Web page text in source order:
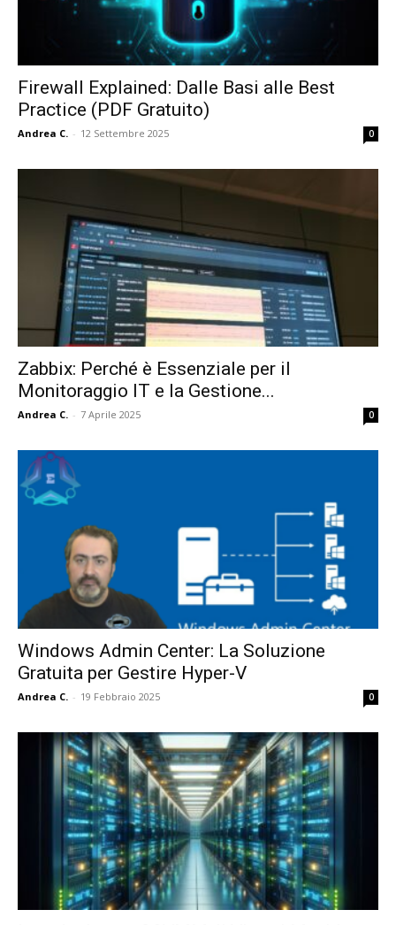
Firewall Explained: Dalle Basi alle Best
Practice (PDF Gratuito)
Andrea C. - 12 Settembre 2025 0
Zabbix: Perché è Essenziale per il
Monitoraggio IT e la Gestione...
Andrea C. - 7 Aprile 2025 0
Windows Admin Center: La Soluzione
Gratuita per Gestire Hyper-V
Andrea C. - 19 Febbraio 2025 0